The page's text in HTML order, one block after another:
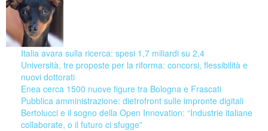
Italia avara sulla ricerca: spesi 1,7 miliardi su 2,4
Università, tre proposte per la riforma: concorsi, flessibilità e
nuovi dottorati
Enea cerca 1500 nuove figure tra Bologna e Frascati
Pubblica amministrazione: dietrofront sulle impronte digitali
Bertolucci e il sogno della Open Innovation: “Industrie italiane
collaborate, o il futuro ci sfugge”